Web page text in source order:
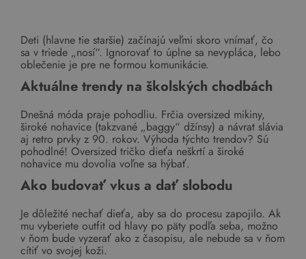
Deti (hlavne tie staršie) začínajú veľmi skoro vnímať, čo
sa v triede „nosí“. Ignorovať to úplne sa nevypláca, lebo
oblečenie je pre ne formou komunikácie.
Aktuálne trendy na školských chodbách
Dnešná móda praje pohodliu. Frčia oversized mikiny,
široké nohavice (takzvané „baggy“ džínsy) a návrat slávia
aj retro prvky z 90. rokov. Výhoda týchto trendov? Sú
pohodlné! Oversized tričko dieťa neškrtí a široké
nohavice mu dovolia voľne sa hýbať.
Ako budovať vkus a dať slobodu
Je dôležité nechať dieťa, aby sa do procesu zapojilo. Ak
mu vyberiete outfit od hlavy po päty podľa seba, možno
v ňom bude vyzerať ako z časopisu, ale nebude sa v ňom
cítiť vo svojej koži.